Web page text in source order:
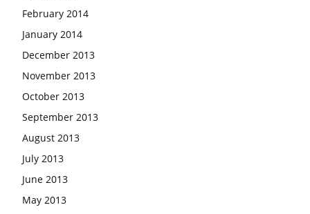
February 2014
January 2014
December 2013
November 2013
October 2013
September 2013
August 2013
July 2013
June 2013
May 2013